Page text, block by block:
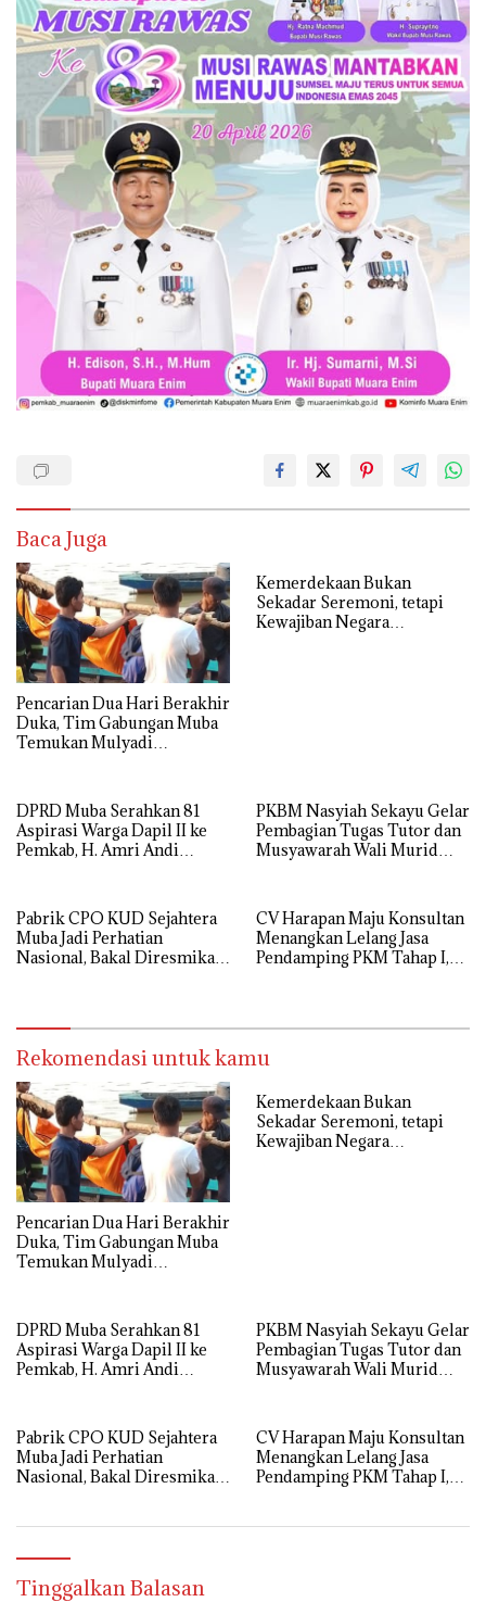
Baca Juga
Pencarian Dua Hari Berakhir
Duka, Tim Gabungan Muba
Temukan Mulyadi
Kemerdekaan Bukan
Sekadar Seremoni, tetapi
Kewajiban Negara
DPRD Muba Serahkan 81
Aspirasi Warga Dapil II ke
Pemkab, H. Amri Andi
PKBM Nasyiah Sekayu Gelar
Pembagian Tugas Tutor dan
Musyawarah Wali Murid
Pabrik CPO KUD Sejahtera
Muba Jadi Perhatian
Nasional, Bakal Diresmikan
CV Harapan Maju Konsultan
Menangkan Lelang Jasa
Pendamping PKM Tahap I,
Rekomendasi untuk kamu
Pencarian Dua Hari Berakhir
Duka, Tim Gabungan Muba
Temukan Mulyadi
Kemerdekaan Bukan
Sekadar Seremoni, tetapi
Kewajiban Negara
DPRD Muba Serahkan 81
Aspirasi Warga Dapil II ke
Pemkab, H. Amri Andi
PKBM Nasyiah Sekayu Gelar
Pembagian Tugas Tutor dan
Musyawarah Wali Murid
Pabrik CPO KUD Sejahtera
Muba Jadi Perhatian
Nasional, Bakal Diresmikan
CV Harapan Maju Konsultan
Menangkan Lelang Jasa
Pendamping PKM Tahap I,
Tinggalkan Balasan